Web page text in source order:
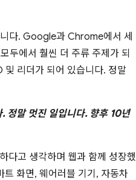
다. Google과 Chrome에서 세
두에서 훨씬 더 주류 주제가 되
및 리더가 되어 있습니다. 정말
정말 멋진 일입니다. 향후 10년
다고 생각하며 웹과 함께 성장했
화면, 웨어러블 기기, 자동차